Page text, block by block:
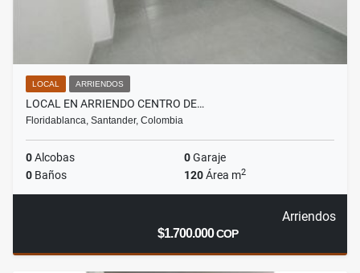
LOCAL ARRIENDOS
LOCAL EN ARRIENDO CENTRO DE…
Floridablanca, Santander, Colombia
0Alcobas 0Garaje
0 Baños 120Área m2
Arriendos
$1.700.000COP